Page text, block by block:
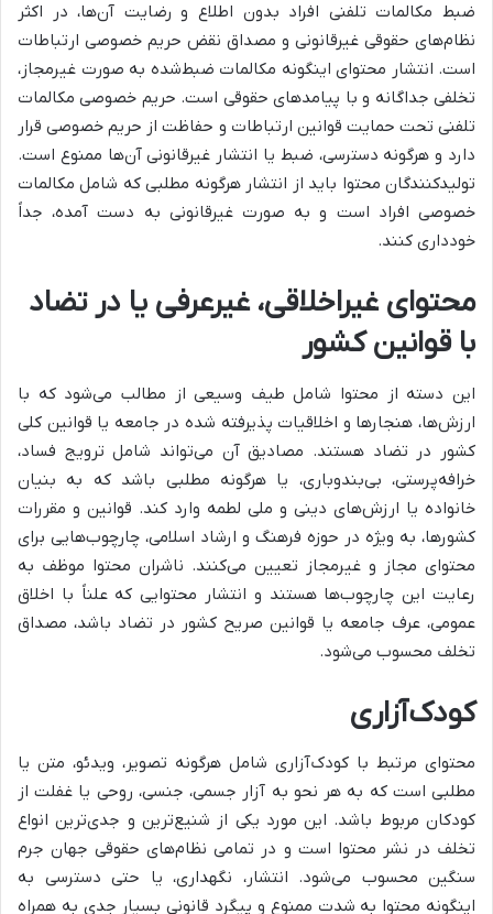
ضبط مکالمات تلفنی افراد بدون اطلاع و رضایت آن‌ها، در اکثر
نظام‌های حقوقی غیرقانونی و مصداق نقض حریم خصوصی ارتباطات
است. انتشار محتوای اینگونه مکالمات ضبط‌شده به صورت غیرمجاز،
تخلفی جداگانه و با پیامدهای حقوقی است. حریم خصوصی مکالمات
تلفنی تحت حمایت قوانین ارتباطات و حفاظت از حریم خصوصی قرار
دارد و هرگونه دسترسی، ضبط یا انتشار غیرقانونی آن‌ها ممنوع است.
تولیدکنندگان محتوا باید از انتشار هرگونه مطلبی که شامل مکالمات
خصوصی افراد است و به صورت غیرقانونی به دست آمده، جداً
خودداری کنند.
محتوای غیراخلاقی، غیرعرفی یا در تضاد
با قوانین کشور
این دسته از محتوا شامل طیف وسیعی از مطالب می‌شود که با
ارزش‌ها، هنجارها و اخلاقیات پذیرفته شده در جامعه یا قوانین کلی
کشور در تضاد هستند. مصادیق آن می‌تواند شامل ترویج فساد،
خرافه‌پرستی، بی‌بندوباری، یا هرگونه مطلبی باشد که به بنیان
خانواده یا ارزش‌های دینی و ملی لطمه وارد کند. قوانین و مقررات
کشورها، به ویژه در حوزه فرهنگ و ارشاد اسلامی، چارچوب‌هایی برای
محتوای مجاز و غیرمجاز تعیین می‌کنند. ناشران محتوا موظف به
رعایت این چارچوب‌ها هستند و انتشار محتوایی که علناً با اخلاق
عمومی، عرف جامعه یا قوانین صریح کشور در تضاد باشد، مصداق
تخلف محسوب می‌شود.
کودک‌آزاری
محتوای مرتبط با کودک‌آزاری شامل هرگونه تصویر، ویدئو، متن یا
مطلبی است که به هر نحو به آزار جسمی، جنسی، روحی یا غفلت از
کودکان مربوط باشد. این مورد یکی از شنیع‌ترین و جدی‌ترین انواع
تخلف در نشر محتوا است و در تمامی نظام‌های حقوقی جهان جرم
سنگین محسوب می‌شود. انتشار، نگهداری، یا حتی دسترسی به
اینگونه محتوا به شدت ممنوع و پیگرد قانونی بسیار جدی به همراه